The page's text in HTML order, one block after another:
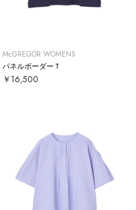
McGREGOR WOMENS
パネルボーダーＴ
￥16,500